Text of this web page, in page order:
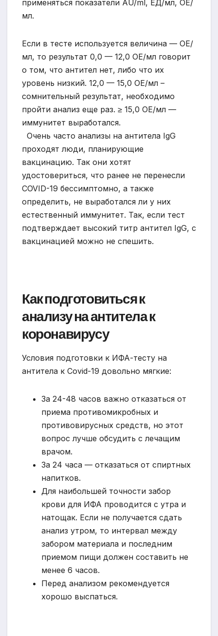
применяться показатели AU/ml, ЕД/мл, ОЕ/
мл.
Если в тесте используется величина — ОЕ/
мл, то результат 0,0 — 12,0 ОЕ/мл говорит
о том, что антител нет, либо что их
уровень низкий. 12,0 — 15,0 ОЕ/мл –
сомнительный результат, необходимо
пройти анализ еще раз. ≥ 15,0 ОЕ/мл —
иммунитет выработался.
Очень часто анализы на антитела IgG
проходят люди, планирующие
вакцинацию. Так они хотят
удостовериться, что ранее не перенесли
COVID-19 бессимптомно, а также
определить, не выработался ли у них
естественный иммунитет. Так, если тест
подтверждает высокий титр антител IgG, с
вакцинацией можно не спешить.
Как подготовиться к
анализу на антитела к
коронавирусу
Условия подготовки к ИФА-тесту на
антитела к Covid-19 довольно мягкие:
За 24-48 часов важно отказаться от
приема противомикробных и
противовирусных средств, но этот
вопрос лучше обсудить с лечащим
врачом.
За 24 часа — отказаться от спиртных
напитков.
Для наибольшей точности забор
крови для ИФА проводится с утра и
натощак. Если не получается сдать
анализ утром, то интервал между
забором материала и последним
приемом пищи должен составить не
менее 6 часов.
Перед анализом рекомендуется
хорошо выспаться.